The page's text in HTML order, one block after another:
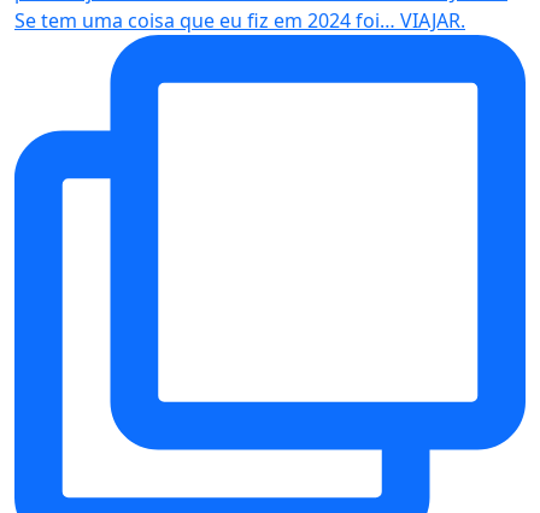
Se tem uma coisa que eu fiz em 2024 foi… VIAJAR.